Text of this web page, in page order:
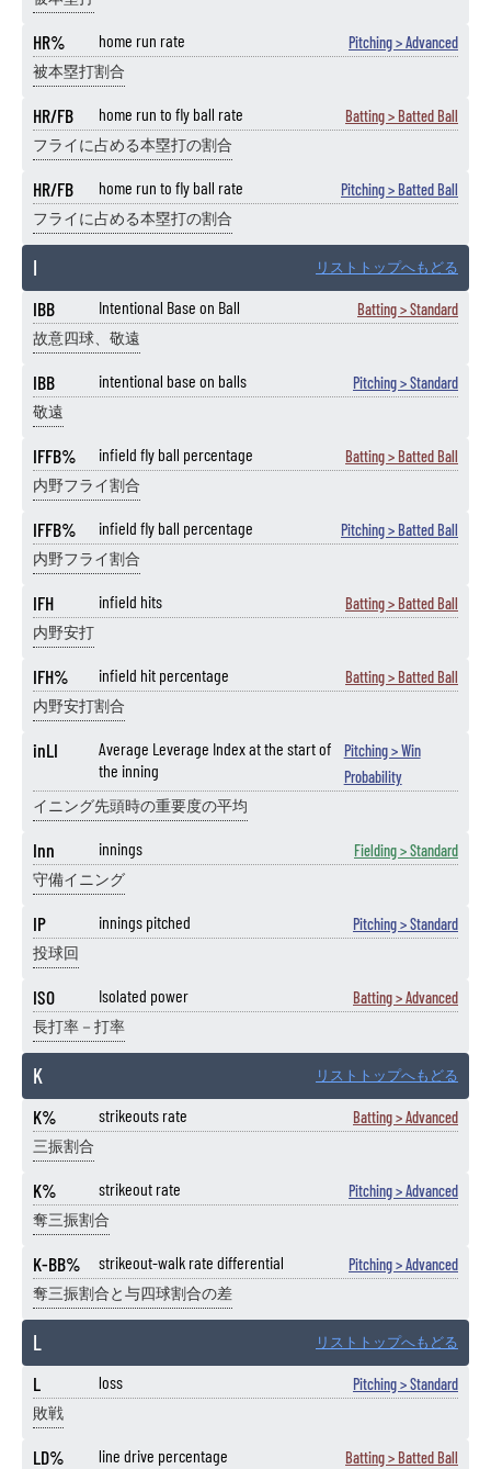
HR% home run rate Pitching > Advanced
被本塁打割合
HR/FB home run to fly ball rate Batting > Batted Ball
フライに占める本塁打の割合
HR/FB home run to fly ball rate Pitching > Batted Ball
フライに占める本塁打の割合
I リストトップへもどる
IBB Intentional Base on Ball Batting > Standard
故意四球、敬遠
IBB intentional base on balls Pitching > Standard
敬遠
IFFB% infield fly ball percentage Batting > Batted Ball
内野フライ割合
IFFB% infield fly ball percentage Pitching > Batted Ball
内野フライ割合
IFH infield hits Batting > Batted Ball
内野安打
IFH% infield hit percentage Batting > Batted Ball
内野安打割合
inLI
Average Leverage Index at the start of
the inning
Pitching > Win
Probability
イニング先頭時の重要度の平均
Inn innings Fielding > Standard
守備イニング
IP innings pitched Pitching > Standard
投球回
ISO Isolated power Batting > Advanced
長打率－打率
K リストトップへもどる
K% strikeouts rate Batting > Advanced
三振割合
K% strikeout rate Pitching > Advanced
奪三振割合
K-BB% strikeout-walk rate differential Pitching > Advanced
奪三振割合と与四球割合の差
L リストトップへもどる
L loss Pitching > Standard
敗戦
LD% line drive percentage Batting > Batted Ball